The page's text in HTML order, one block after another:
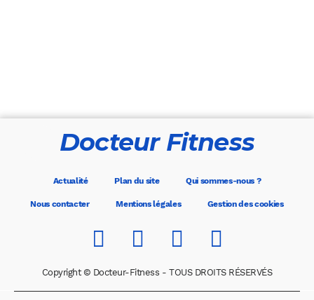
Docteur Fitness
Actualité Plan du site Qui sommes-nous ?
Nous contacter Mentions légales Gestion des cookies
Copyright © Docteur-Fitness - TOUS DROITS RÉSERVÉS